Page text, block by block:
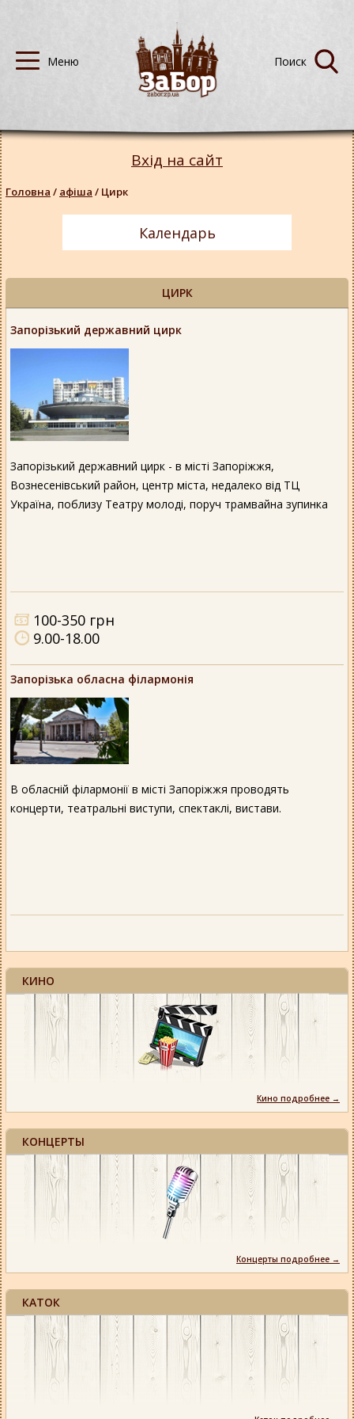
ЦИРК
Запорізький державний цирк
Запорізький державний цирк - в місті Запоріжжя,
Вознесенівський район, центр міста, недалеко від ТЦ
Україна, поблизу Театру молоді, поруч трамвайна зупинка
100-350 грн
9.00-18.00
Запорізька обласна філармонія
В обласній філармонії в місті Запоріжжя проводять
концерти, театральні виступи, спектаклі, вистави.
КИНО
Кино подробнее →
КОНЦЕРТЫ
Концерты подробнее →
КАТОК
Вхід на сайт
Головна / афіша / Цирк
Календарь